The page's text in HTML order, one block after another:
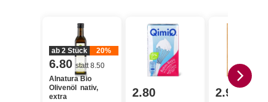
ab 2 Stück 20%
6.80 statt 8.50
Alnatura Bio
Olivenöl nativ,
extra
2.80 2.95